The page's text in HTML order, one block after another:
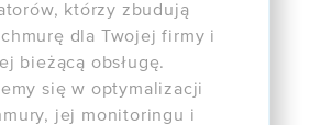
którzy zbudują
dla Twojej firmy i
bieżącą obsługę.
się w optymalizacji
jej monitoringu i